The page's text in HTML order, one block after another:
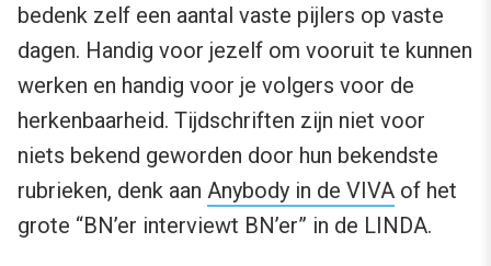
bedenk zelf een aantal vaste pijlers op vaste
dagen. Handig voor jezelf om vooruit te kunnen
werken en handig voor je volgers voor de
herkenbaarheid. Tijdschriften zijn niet voor
niets bekend geworden door hun bekendste
rubrieken, denk aan Anybody in de VIVA of het
grote “BN’er interviewt BN’er” in de LINDA.